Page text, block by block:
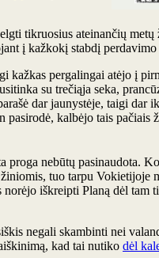
tikruosius ateinančių
į kažkokį stabdį perdavimo
kažkas pergalingai atėjo į
su trečiąja seka,
dar jaunystėje, taigi dar
kalbėjo tais pačiais
nebūtų pasinaudota.
tuo tarpu Vokietijoje
iškreipti Planą dėl
negali skambinti nei
kad tai nutiko dėl